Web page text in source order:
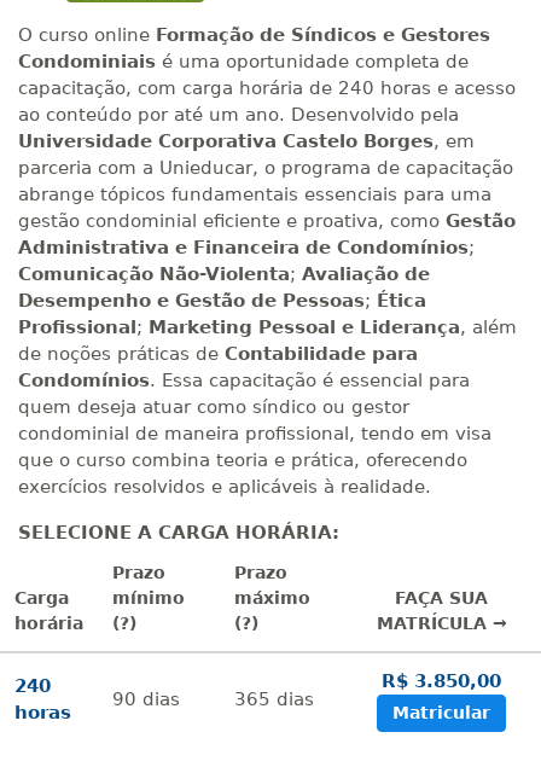
O curso online Formação de Síndicos e Gestores
Condominiais é uma oportunidade completa de
capacitação, com carga horária de 240 horas e acesso
ao conteúdo por até um ano. Desenvolvido pela
Universidade Corporativa Castelo Borges, em
parceria com a Unieducar, o programa de capacitação
abrange tópicos fundamentais essenciais para uma
gestão condominial eficiente e proativa, como Gestão
Administrativa e Financeira de Condomínios;
Comunicação Não-Violenta; Avaliação de
Desempenho e Gestão de Pessoas; Ética
Profissional; Marketing Pessoal e Liderança, além
de noções práticas de Contabilidade para
Condomínios. Essa capacitação é essencial para
quem deseja atuar como síndico ou gestor
condominial de maneira profissional, tendo em visa
que o curso combina teoria e prática, oferecendo
exercícios resolvidos e aplicáveis à realidade.
SELECIONE A CARGA HORÁRIA:
Carga
horária
Prazo
mínimo
(?)
Prazo
máximo
(?)
FAÇA SUA
MATRÍCULA →
240
horas
90 dias 365 dias
R$ 3.850,00
Matricular